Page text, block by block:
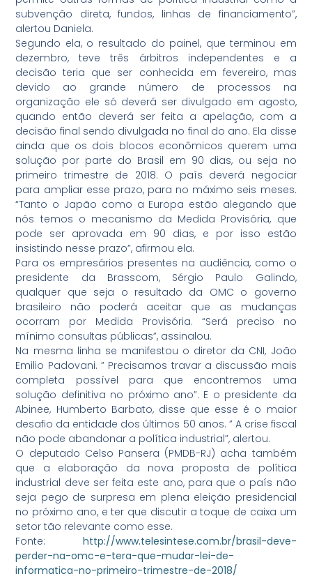
subvenção direta, fundos, linhas de financiamento”,
alertou Daniela.
Segundo ela, o resultado do painel, que terminou em
dezembro, teve três árbitros independentes e a
decisão teria que ser conhecida em fevereiro, mas
devido ao grande número de processos na
organização ele só deverá ser divulgado em agosto,
quando então deverá ser feita a apelação, com a
decisão final sendo divulgada no final do ano. Ela disse
ainda que os dois blocos econômicos querem uma
solução por parte do Brasil em 90 dias, ou seja no
primeiro trimestre de 2018. O país deverá negociar
para ampliar esse prazo, para no máximo seis meses.
“Tanto o Japão como a Europa estão alegando que
nós temos o mecanismo da Medida Provisória, que
pode ser aprovada em 90 dias, e por isso estão
insistindo nesse prazo”, afirmou ela.
Para os empresários presentes na audiência, como o
presidente da Brasscom, Sérgio Paulo Galindo,
qualquer que seja o resultado da OMC o governo
brasileiro não poderá aceitar que as mudanças
ocorram por Medida Provisória. “Será preciso no
mínimo consultas públicas”, assinalou.
Na mesma linha se manifestou o diretor da CNI, João
Emilio Padovani. ” Precisamos travar a discussão mais
completa possível para que encontremos uma
solução definitiva no próximo ano”. E o presidente da
Abinee, Humberto Barbato, disse que esse é o maior
desafio da entidade dos últimos 50 anos. ” A crise fiscal
não pode abandonar a política industrial”, alertou.
O deputado Celso Pansera (PMDB-RJ) acha também
que a elaboração da nova proposta de política
industrial deve ser feita este ano, para que o país não
seja pego de surpresa em plena eleição presidencial
no próximo ano, e ter que discutir a toque de caixa um
setor tão relevante como esse.
Fonte: http://www.telesintese.com.br/brasil-deve-
perder-na-omc-e-tera-que-mudar-lei-de-
informatica-no-primeiro-trimestre-de-2018/